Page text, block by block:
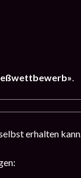
erhalten kann.